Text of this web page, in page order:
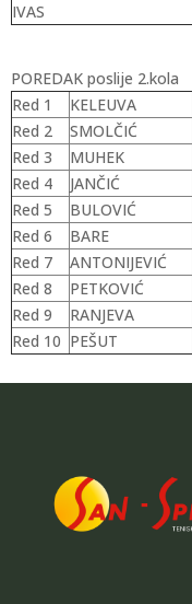
IVAS
POREDAK poslije 2.kola
Red 1
KELEUVA
Red 2
SMOLČIĆ
Red 3
MUHEK
Red 4
JANČIĆ
Red 5
BULOVIĆ
Red 6
BARE
Red 7
ANTONIJEVIĆ
Red 8
PETKOVIĆ
Red 9
RANJEVA
Red 10 PEŠUT